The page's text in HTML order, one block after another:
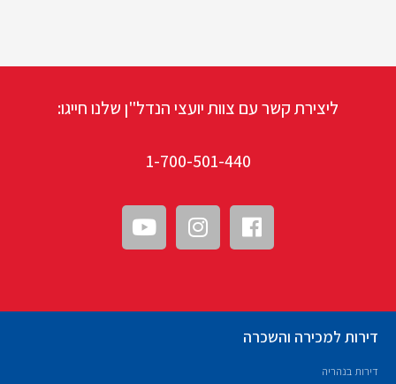
ליצירת קשר עם צוות יועצי הנדל"ן שלנו חייגו:
1-700-501-440
דירות למכירה והשכרה
דירות בנהריה